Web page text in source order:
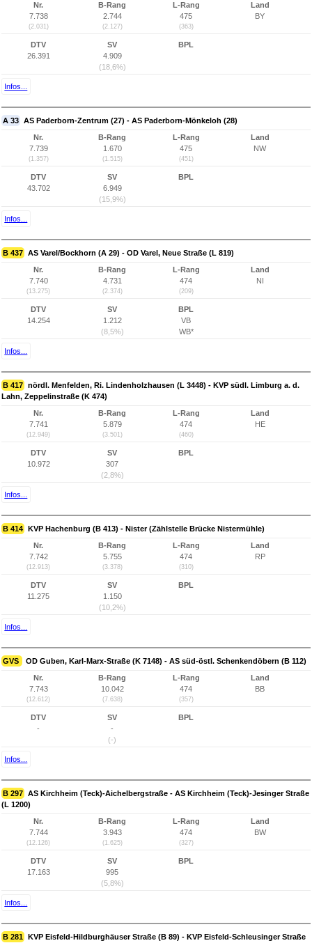
Nr.
7.738
(2.031)
B-Rang
2.744
(2.127)
L-Rang
475
(363)
Land
BY
DTV
26.391
SV
4.909
(18,6%)
BPL
Infos...
A 33 AS Paderborn-Zentrum (27) - AS Paderborn-Mönkeloh (28)
Nr.
7.739
(1.357)
B-Rang
1.670
(1.515)
L-Rang
475
(451)
Land
NW
DTV
43.702
SV
6.949
(15,9%)
BPL
Infos...
B 437 AS Varel/Bockhorn (A 29) - OD Varel, Neue Straße (L 819)
Nr.
7.740
(13.275)
B-Rang
4.731
(2.374)
L-Rang
474
(209)
Land
NI
DTV
14.254
SV
1.212
(8,5%)
BPL
VB
WB*
Infos...
B 417 nördl. Menfelden, Ri. Lindenholzhausen (L 3448) - KVP südl. Limburg a. d.
Lahn, Zeppelinstraße (K 474)
Nr.
7.741
(12.949)
B-Rang
5.879
(3.501)
L-Rang
474
(460)
Land
HE
DTV
10.972
SV
307
(2,8%)
BPL
Infos...
B 414 KVP Hachenburg (B 413) - Nister (Zählstelle Brücke Nistermühle)
Nr.
7.742
(12.913)
B-Rang
5.755
(3.378)
L-Rang
474
(310)
Land
RP
DTV
11.275
SV
1.150
(10,2%)
BPL
Infos...
GVS OD Guben, Karl-Marx-Straße (K 7148) - AS süd-östl. Schenkendöbern (B 112)
Nr.
7.743
(12.612)
B-Rang
10.042
(7.638)
L-Rang
474
(357)
Land
BB
DTV
-
SV
-
(-)
BPL
Infos...
B 297 AS Kirchheim (Teck)-Aichelbergstraße - AS Kirchheim (Teck)-Jesinger Straße
(L 1200)
Nr.
7.744
(12.126)
B-Rang
3.943
(1.625)
L-Rang
474
(327)
Land
BW
DTV
17.163
SV
995
(5,8%)
BPL
Infos...
B 281 KVP Eisfeld-Hildburghäuser Straße (B 89) - KVP Eisfeld-Schleusinger Straße